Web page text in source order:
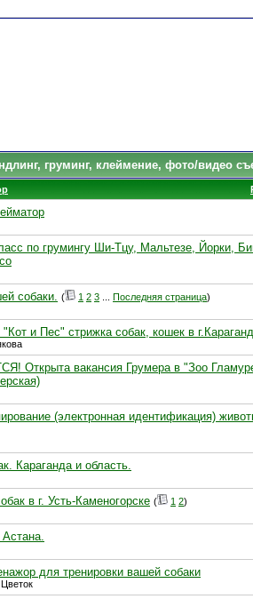
груминг, клеймение, фото/видео
по грумингу Ши-Тцу, Мальтезе, Йорки,
собаки. ( 1 2 3 Последняя страница)
и Пес" стрижка собак, кошек в
Открыта вакансия Грумера в "Зоо
(электронная идентификация)
Караганда и область.
в г. Усть-Каменогорске ( 1 2)
Астана.
для тренировки вашей собаки